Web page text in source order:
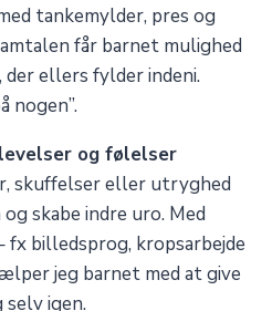
tankemylder, pres og
får barnet mulighed
ellers fylder indeni.
nogen”.
og følelser
skuffelser eller utryghed
skabe indre uro. Med
fx billedsprog, kropsarbejde
jeg barnet med at give
igen.